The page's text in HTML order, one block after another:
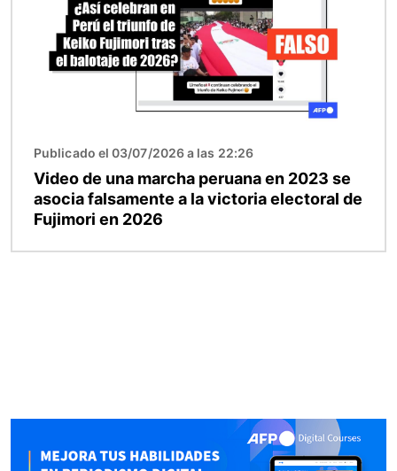
Publicado el 03/07/2026 a las 22:26
Video de una marcha peruana en 2023 se
asocia falsamente a la victoria electoral de
Fujimori en 2026